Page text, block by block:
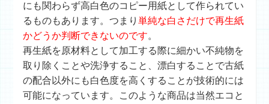
にも関わらず高白色のコピー用紙として作られてい
るものもあります。つまり単純な白さだけで再生紙
かどうか判断できないのです。
再生紙を原材料として加工する際に細かい不純物を
取り除くことや洗浄すること、漂白することで古紙
の配合以外にも白色度を高くすることが技術的には
可能になっています。このような商品は当然エコと